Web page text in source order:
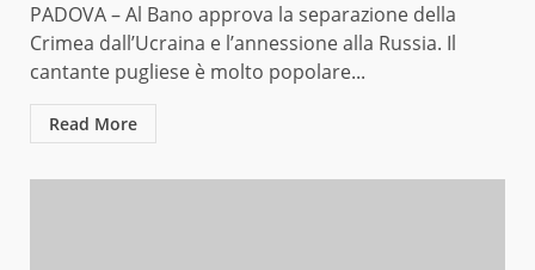
PADOVA – Al Bano approva la separazione della
Crimea dall’Ucraina e l’annessione alla Russia. Il
cantante pugliese è molto popolare...
Read More